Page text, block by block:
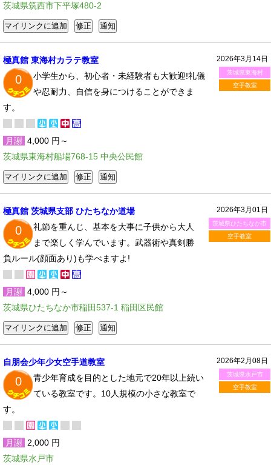
茨城県筑西市下平塚480-2
2026年3月14日
茨城県東海村
空手教室
極真館 東海村カラテ教室
0
小学生から、初心者・未経験者も大歓迎!礼儀
や忍耐力、自信を身につけることができま
す。
月謝 4,000 円～
茨城県東海村船場768-15 中央公民館
2026年3月01日
茨城県ひたちなか市
空手教室
極真館 茨城県支部 ひたちなか道場
0
礼節を重んじ、基本を大事に子供から大人
まで楽しく学んでいます。武器術や真剣勝
負ルール(顔面あり)も学べますよ!
月謝 4,000 円～
茨城県ひたちなか市稲田537-1 稲田区民館
2026年2月08日
茨城県水戸市
空手教室
自朋会少年少女空手道教室
0
青少年育成を目的とした地元で20年以上続い
ている教室です。10人規模の小さな教室で
す。
月謝 2,000 円
茨城県水戸市